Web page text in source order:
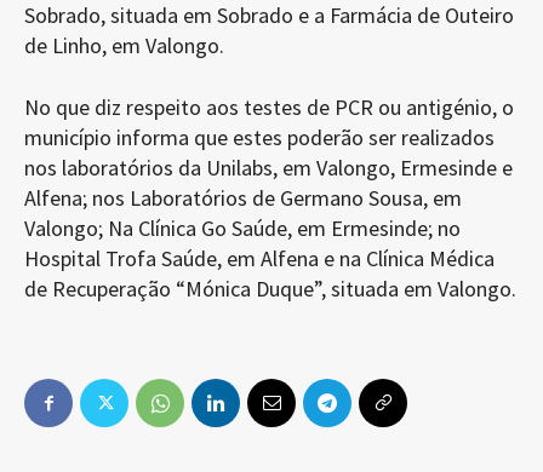
Sobrado, situada em Sobrado e a Farmácia de Outeiro
de Linho, em Valongo.
No que diz respeito aos testes de PCR ou antigénio, o
município informa que estes poderão ser realizados
nos laboratórios da Unilabs, em Valongo, Ermesinde e
Alfena; nos Laboratórios de Germano Sousa, em
Valongo; Na Clínica Go Saúde, em Ermesinde; no
Hospital Trofa Saúde, em Alfena e na Clínica Médica
de Recuperação “Mónica Duque”, situada em Valongo.